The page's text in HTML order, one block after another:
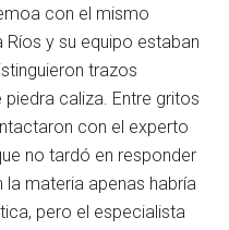
con el mismo
y su equipo estaban
trazos
caliza. Entre gritos
con el experto
no tardó en responder
la materia apenas habría
pero el especialista